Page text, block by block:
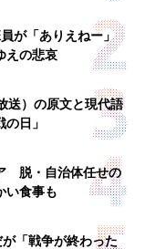
が「ありえねー」
えの悲哀
送）の原文と現代語
日」
脱・自治体任せの
い食事も
「戦争が終わった